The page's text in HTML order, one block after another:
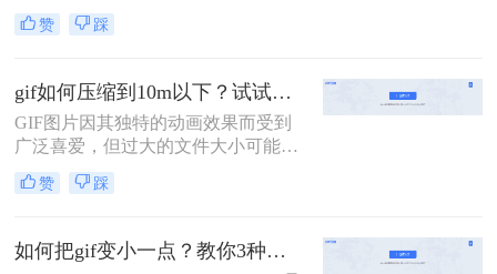
长于存储动态图像，即动图。然而，
GIF文件有时会变得非常大，这会影
决怎么压缩动图gif大小问题，本文将
介绍三种压缩动图GIF大小的方法。
赞 踩
gif如何压缩到10m以下？试试这二种压缩方法！
GIF图片因其独特的动画效果而受到
广泛喜爱，但过大的文件大小可能会
给网页加载和分享带来不便。那么gif
如何压缩到10m以下呢？本文将介绍
帮助你轻松优化GIF图片。
赞 踩
如何把gif变小一点？教你3种压缩gif大小方法！